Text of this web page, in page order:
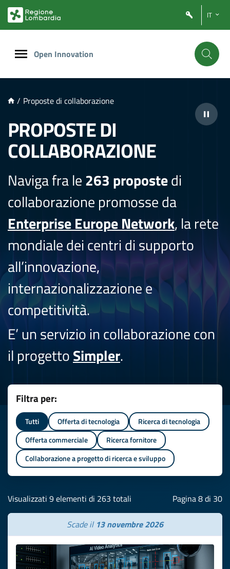
PRINCIPALE
IT
Open Innovation
/ Proposte di collaborazione
PROPOSTE DI
COLLABORAZIONE
Naviga fra le263 propostedi
collaborazione promosse da
Enterprise Europe Network, la rete
mondiale dei centri di supporto
all’innovazione,
internazionalizzazione e
competitività.
E’ un servizio in collaborazione con
il progettoSimpler.
Filtra per:
Tutti Offerta di tecnologia
Ricerca di tecnologia
Offerta commerciale
Ricerca fornitore
Collaborazione a progetto di ricerca e sviluppo
Visualizzati 9 elementi di 263 totali Pagina 8 di 30
Scade il 13 novembre 2026